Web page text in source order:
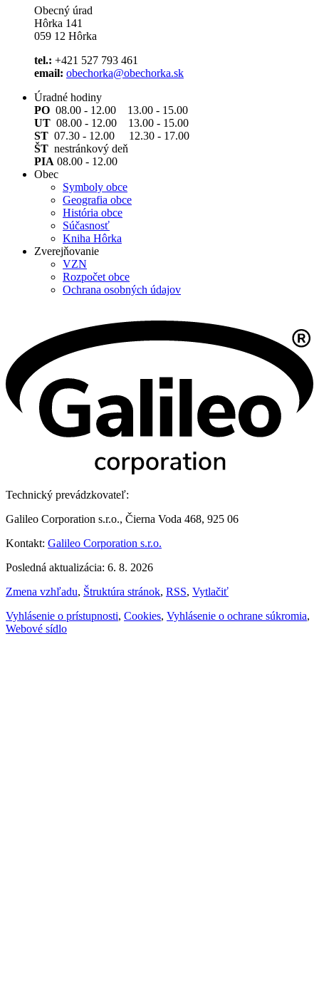
Obecný úrad
Hôrka 141
059 12 Hôrka
tel.: +421 527 793 461
email: obechorka@obechorka.sk
Úradné hodiny
PO 08.00 - 12.00 13.00 - 15.00
UT 08.00 - 12.00 13.00 - 15.00
ST 07.30 - 12.00 12.30 - 17.00
ŠT nestránkový deň
PIA 08.00 - 12.00
Obec
Symboly obce
Geografia obce
História obce
Súčasnosť
Kniha Hôrka
Zverejňovanie
VZN
Rozpočet obce
Ochrana osobných údajov
Technický prevádzkovateľ:
Galileo Corporation s.r.o., Čierna Voda 468, 925 06
Kontakt: Galileo Corporation s.r.o.
Posledná aktualizácia: 6. 8. 2026
Zmena vzhľadu, Štruktúra stránok, RSS, Vytlačiť
Vyhlásenie o prístupnosti, Cookies, Vyhlásenie o ochrane súkromia,
Webové sídlo